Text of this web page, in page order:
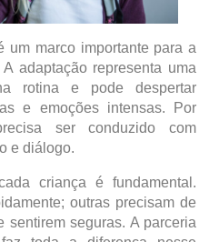
um marco importante para a
adaptação representa uma
rotina e pode despertar
e emoções intensas. Por
ser conduzido com
e diálogo.
criança é fundamental.
outras precisam de
sentirem seguras. A parceria